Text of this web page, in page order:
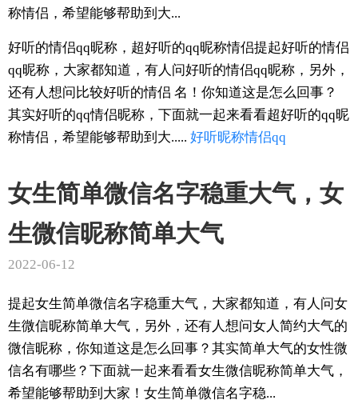
称情侣，希望能够帮助到大...
好听的情侣qq昵称，超好听的qq昵称情侣提起好听的情侣
qq昵称，大家都知道，有人问好听的情侣qq昵称，另外，
还有人想问比较好听的情侣 名！你知道这是怎么回事？
其实好听的qq情侣昵称，下面就一起来看看超好听的qq昵
称情侣，希望能够帮助到大..... 好听昵称情侣qq
女生简单微信名字稳重大气，女
生微信昵称简单大气
2022-06-12
提起女生简单微信名字稳重大气，大家都知道，有人问女
生微信昵称简单大气，另外，还有人想问女人简约大气的
微信昵称，你知道这是怎么回事？其实简单大气的女性微
信名有哪些？下面就一起来看看女生微信昵称简单大气，
希望能够帮助到大家！女生简单微信名字稳...